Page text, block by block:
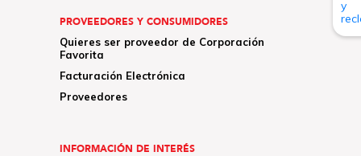
PROVEEDORES Y CONSUMIDORES
Quieres ser proveedor de Corporación
Favorita
Facturación Electrónica
Proveedores
INFORMACIÓN DE INTERÉS